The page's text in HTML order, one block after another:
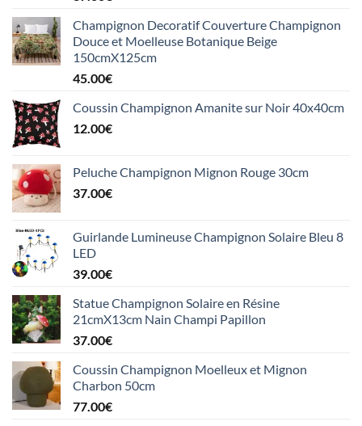
Champignon Decoratif Couverture Champignon
Douce et Moelleuse Botanique Beige
150cmX125cm
45.00€
Coussin Champignon Amanite sur Noir 40x40cm
12.00€
Peluche Champignon Mignon Rouge 30cm
37.00€
Guirlande Lumineuse Champignon Solaire Bleu 8
LED
39.00€
Statue Champignon Solaire en Résine
21cmX13cm Nain Champi Papillon
37.00€
Coussin Champignon Moelleux et Mignon
Charbon 50cm
77.00€